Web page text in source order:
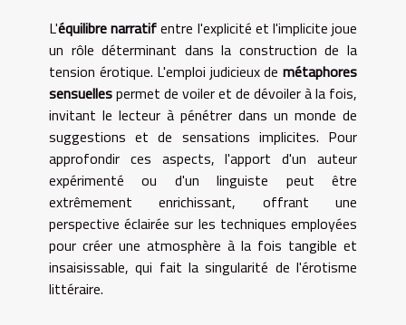
L'équilibre narratifentre l'explicité et l'implicite joue
un rôle déterminant dans la construction de la
tension érotique. L'emploi judicieux de métaphores
sensuellespermet de voiler et de dévoiler à la fois,
invitant le lecteur à pénétrer dans un monde de
suggestions et de sensations implicites. Pour
approfondir ces aspects, l'apport d'un auteur
expérimenté ou d'un linguiste peut être
extrêmement enrichissant, offrant une
perspective éclairée sur les techniques employées
pour créer une atmosphère à la fois tangible et
insaisissable, qui fait la singularité de l'érotisme
littéraire.